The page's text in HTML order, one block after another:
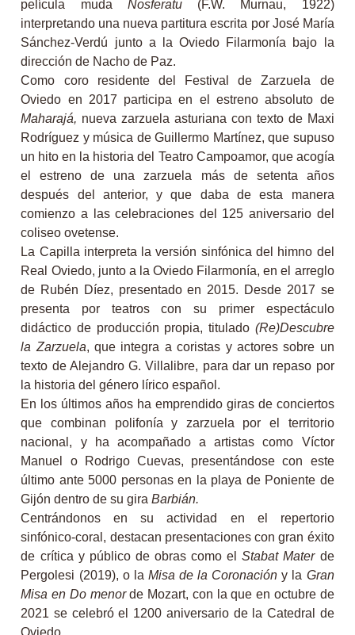
película muda Nosferatu(F.W. Murnau, 1922)
interpretando una nueva partitura escrita por José María
Sánchez-Verdú junto a la Oviedo Filarmonía bajo la
dirección de Nacho de Paz.
Como coro residente del Festival de Zarzuela de
Oviedo en 2017 participa en el estreno absoluto de
Maharajá, nueva zarzuela asturiana con texto de Maxi
Rodríguez y música de Guillermo Martínez, que supuso
un hito en la historia del Teatro Campoamor, que acogía
el estreno de una zarzuela más de setenta años
después del anterior, y que daba de esta manera
comienzo a las celebraciones del 125 aniversario del
coliseo ovetense.
La Capilla interpreta la versión sinfónica del himno del
Real Oviedo, junto a la Oviedo Filarmonía, en el arreglo
de Rubén Díez, presentado en 2015. Desde 2017 se
presenta por teatros con su primer espectáculo
didáctico de producción propia, titulado (Re)Descubre
la Zarzuela, que integra a coristas y actores sobre un
texto de Alejandro G. Villalibre, para dar un repaso por
la historia del género lírico español.
En los últimos años ha emprendido giras de conciertos
que combinan polifonía y zarzuela por el territorio
nacional, y ha acompañado a artistas como Víctor
Manuel o Rodrigo Cuevas, presentándose con este
último ante 5000 personas en la playa de Poniente de
Gijón dentro de su giraBarbián.
Centrándonos en su actividad en el repertorio
sinfónico-coral, destacan presentaciones con gran éxito
de crítica y público de obras como elStabat Mater de
Pergolesi (2019), o la Misa de la Coronación y la Gran
Misa en Do menorde Mozart, con la que en octubre de
2021 se celebró el 1200 aniversario de la Catedral de
Oviedo.